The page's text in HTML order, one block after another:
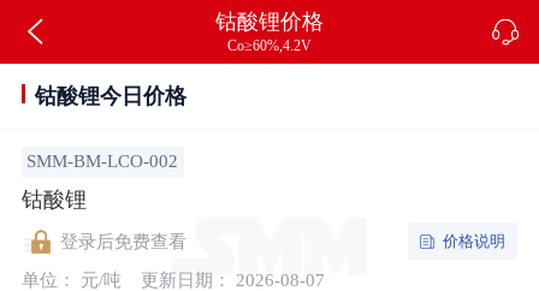
钴酸锂价格
Co≥60%,4.2V
钴酸锂今日价格
SMM-BM-LCO-002
钴酸锂
登录后免费查看
单位： 元/吨
更新日期： 2026-08-07
价格说明